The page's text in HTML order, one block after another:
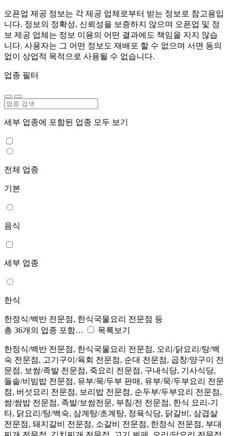
오픈업 제공 정보는 각 제공 업체로부터 받는 정보로 참고용입
니다. 정보의 정확성, 신뢰성을 보증하지 않으며 오픈업 및 정
보 제공 업체는 정보 이용의 어떤 결과에도 책임을 지지 않습
니다. 사용자는 그 어떤 정보도 재배포 할 수 없으며 서면 동의
없이 상업적 목적으로 사용될 수 없습니다.
업종 필터
세부 업종에 포함된 업종 모두 보기
전체 업종
기본
음식
세부 업종
한식
한정식/백반 전문점, 한식국물요리 전문점 등
총 36개의 업종 포함…
목록보기
한정식/백반 전문점, 한식국물요리 전문점, 오리/닭요리/탕/백
숙 전문점, 고기구이/육회 전문점, 순대 전문점, 곱창/양구이 전
문점, 보쌈/족발 전문점, 죽요리 전문점, 구내식당, 기사식당,
돌솥/비빔밥 전문점, 유부/묵/두부 판매, 유부/묵/두부요리 전문
점, 버섯요리 전문점, 보리밥 전문점, 순두부/두부요리 전문점,
쌈/쌈밥 전문점, 족발/보쌈전문, 부침/전 전문점, 한식 요리-기
타, 닭요리/탕/백숙, 삼계탕/초계탕, 정육식당, 닭갈비, 삼겹살
전문점, 돼지갈비 전문점, 소갈비 전문점, 한정식 전문점, 부대